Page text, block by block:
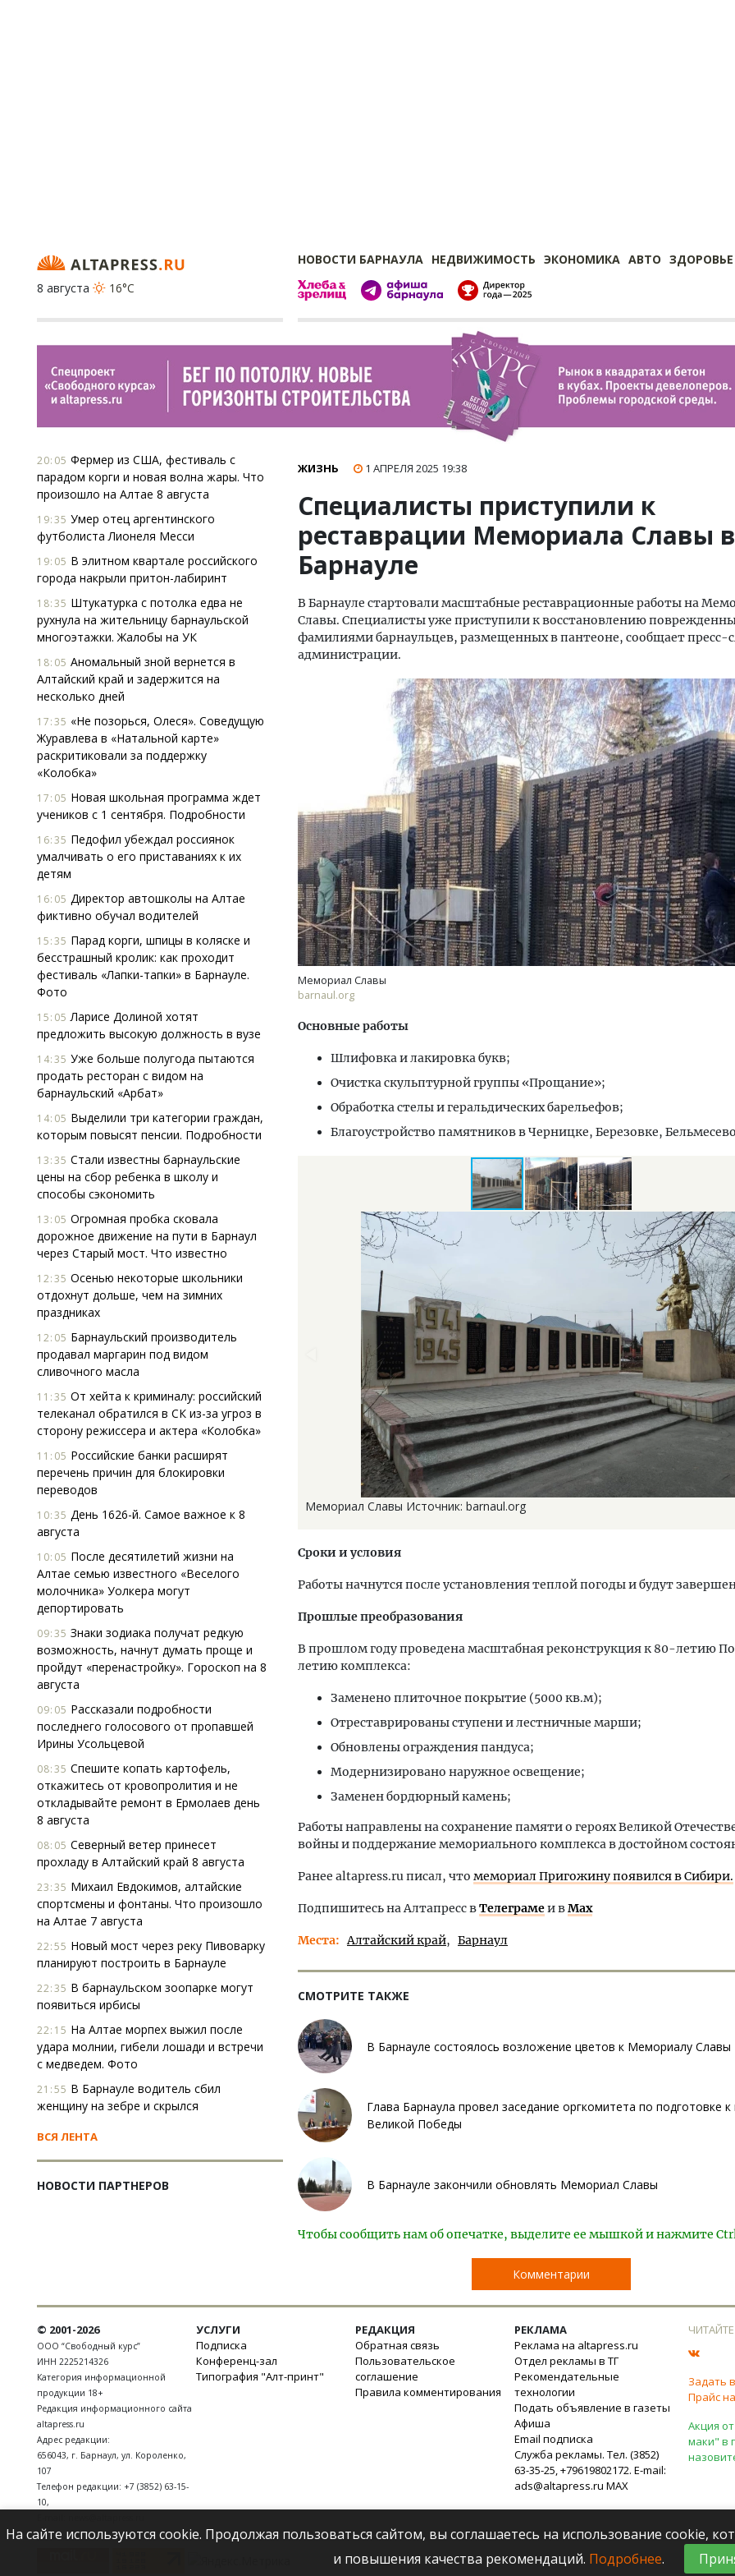
НОВОСТИ БАРНАУЛА НЕДВИЖИМОСТЬ ЭКОНОМИКА АВТО ЗДОРОВЬЕ
8 августа
16°C
20:05 Фермер из США, фестиваль с
парадом корги и новая волна жары. Что
произошло на Алтае 8 августа
19:35 Умер отец аргентинского
футболиста Лионеля Месси
19:05 В элитном квартале российского
города накрыли притон-лабиринт
18:35 Штукатурка с потолка едва не
рухнула на жительницу барнаульской
многоэтажки. Жалобы на УК
18:05 Аномальный зной вернется в
Алтайский край и задержится на
несколько дней
17:35 «Не позорься, Олеся». Соведущую
Журавлева в «Натальной карте»
раскритиковали за поддержку
«Колобка»
17:05 Новая школьная программа ждет
учеников с 1 сентября. Подробности
16:35 Педофил убеждал россиянок
умалчивать о его приставаниях к их
детям
16:05 Директор автошколы на Алтае
фиктивно обучал водителей
15:35 Парад корги, шпицы в коляске и
бесстрашный кролик: как проходит
фестиваль «Лапки-тапки» в Барнауле.
Фото
15:05 Ларисе Долиной хотят
предложить высокую должность в вузе
14:35 Уже больше полугода пытаются
продать ресторан с видом на
барнаульский «Арбат»
14:05 Выделили три категории граждан,
которым повысят пенсии. Подробности
13:35 Стали известны барнаульские
цены на сбор ребенка в школу и
способы сэкономить
13:05 Огромная пробка сковала
дорожное движение на пути в Барнаул
через Старый мост. Что известно
12:35 Осенью некоторые школьники
отдохнут дольше, чем на зимних
праздниках
12:05 Барнаульский производитель
продавал маргарин под видом
сливочного масла
11:35 От хейта к криминалу: российский
телеканал обратился в СК из-за угроз в
сторону режиссера и актера «Колобка»
11:05 Российские банки расширят
перечень причин для блокировки
переводов
10:35 День 1626-й. Самое важное к 8
августа
10:05 После десятилетий жизни на
Алтае семью известного «Веселого
молочника» Уолкера могут
депортировать
09:35 Знаки зодиака получат редкую
возможность, начнут думать проще и
пройдут «перенастройку». Гороскоп на 8
августа
09:05 Рассказали подробности
последнего голосового от пропавшей
Ирины Усольцевой
08:35 Спешите копать картофель,
откажитесь от кровопролития и не
откладывайте ремонт в Ермолаев день
8 августа
08:05 Северный ветер принесет
прохладу в Алтайский край 8 августа
23:35 Михаил Евдокимов, алтайские
спортсмены и фонтаны. Что произошло
на Алтае 7 августа
22:55 Новый мост через реку Пивоварку
планируют построить в Барнауле
22:35 В барнаульском зоопарке могут
появиться ирбисы
22:15 На Алтае морпех выжил после
удара молнии, гибели лошади и встречи
с медведем. Фото
21:55 В Барнауле водитель сбил
женщину на зебре и скрылся
ВСЯ ЛЕНТА
НОВОСТИ ПАРТНЕРОВ
ЖИЗНЬ 1 АПРЕЛЯ 2025 19:38
Специалисты приступили к
реставрации Мемориала Славы в
Барнауле
В Барнауле стартовали масштабные реставрационные работы на
Славы. Специалисты уже приступили к восстановлению
фамилиями барнаульцев, размещенных в пантеоне, сообщает пресс-
администрации.
Мемориал Славы
barnaul.org
Основные работы
Шлифовка и лакировка букв;
Очистка скульптурной группы «Прощание»;
Обработка стелы и геральдических барельефов;
Благоустройство памятников в Черницке, Березовке,
Мемориал Славы Источник: barnaul.org
Сроки и условия
Работы начнутся после установления теплой погоды и будут
Прошлые преобразования
В прошлом году проведена масштабная реконструкция к 80-летию
летию комплекса:
Заменено плиточное покрытие (5000 кв.м);
Отреставрированы ступени и лестничные марши;
Обновлены ограждения пандуса;
Модернизировано наружное освещение;
Заменен бордюрный камень;
Работы направлены на сохранение памяти о героях Великой
войны и поддержание мемориального комплекса в достойном
Ранее altapress.ru писал, что мемориал Пригожину появился в Сибири.
Подпишитесь на Алтапресс вТелеграмеи вMax
Места Алтайский край Барнаул
СМОТРИТЕ ТАКЖЕ
В Барнауле состоялось возложение цветов к Мемориалу Славы
Глава Барнаула провел заседание оргкомитета по подготовке
Великой Победы
В Барнауле закончили обновлять Мемориал Славы
Чтобы сообщить нам об опечатке, выделите ее мышкой и нажмите
Комментарии
Генеральный директор компании
ЗИАС — об эстетике городов,
трендах в фасадах и развитии рынка
СТРОИТЕЛЬСТВО
Архитектурный код начинается с
земли. Мощение крупноформатными
плитами становится новым
стандартом благоустройства
СТРОИТЕЛЬСТВО
Ищем новые берега.
«Жилищной инициативы»
Гатилов — о том, как
оставаться на плаву,
штормит
СТРОИТЕЛЬСТВО
© 2001-2026
ООО “Свободный курс”
ИНН 2225214326
Категория информационной
продукции 18+
Редакция информационного сайта
altapress.ru
Адрес редакции:
656043, г. Барнаул, ул. Короленко,
107
Телефон редакции: +7 (3852) 63-15-
10,
УСЛУГИ
Подписка
Конференц-зал
Типография "Алт-принт"
РЕДАКЦИЯ
Обратная связь
Пользовательское
соглашение
Правила комментирования
РЕКЛАМА
Реклама на altapress.ru
Отдел рекламы в ТГ
Рекомендательные
технологии
Подать объявление в газеты
Афиша
Email подписка
Служба рекламы. Тел. (3852)
63-35-25, +79619802172. E-mail:
ads@altapress.ru MAX
Задать
Прайс
Акция
маки" в
На сайте используются cookie. Продолжая пользоваться сайтом, вы соглашаетесь на использование cookie,
и повышения качества рекомендаций. Подробнее.